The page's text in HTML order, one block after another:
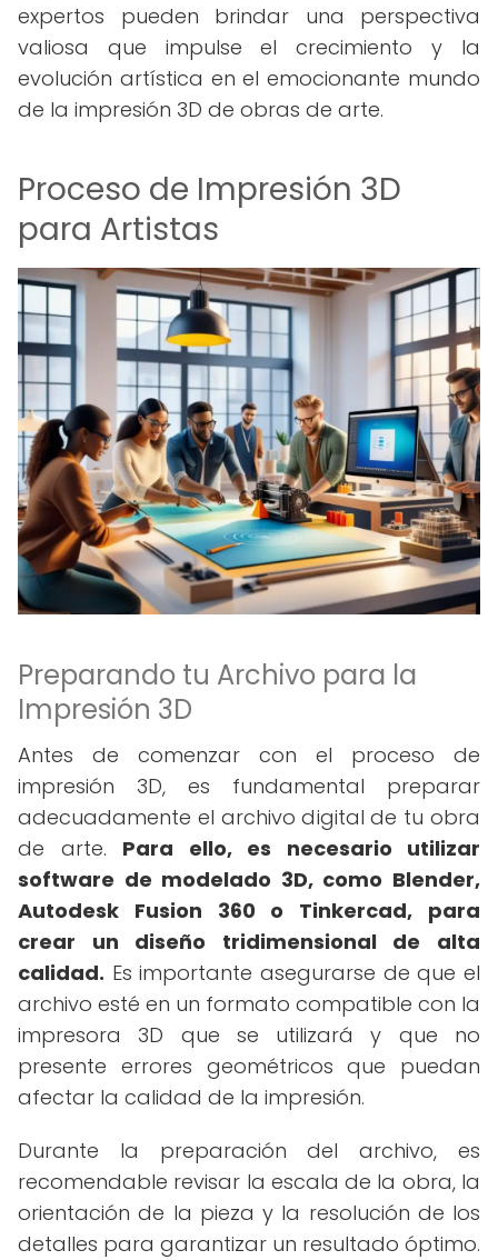
expertos pueden brindar una perspectiva
valiosa que impulse el crecimiento y la
evolución artística en el emocionante mundo
de la impresión 3D de obras de arte.
Proceso de Impresión 3D
para Artistas
Preparando tu Archivo para la
Impresión 3D
Antes de comenzar con el proceso de
impresión 3D, es fundamental preparar
adecuadamente el archivo digital de tu obra
de arte. Para ello, es necesario utilizar
software de modelado 3D, como Blender,
Autodesk Fusion 360 o Tinkercad, para
crear un diseño tridimensional de alta
calidad. Es importante asegurarse de que el
archivo esté en un formato compatible con la
impresora 3D que se utilizará y que no
presente errores geométricos que puedan
afectar la calidad de la impresión.
Durante la preparación del archivo, es
recomendable revisar la escala de la obra, la
orientación de la pieza y la resolución de los
detalles para garantizar un resultado óptimo.